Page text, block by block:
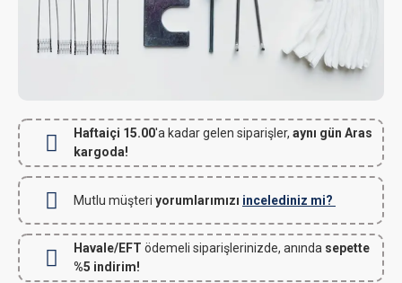
Haftaiçi 15.00'a kadar gelen siparişler, aynı gün Aras
kargoda!
Mutlu müşteri yorumlarımızı incelediniz mi?
Havale/EFT ödemeli siparişlerinizde, anında sepette
%5 indirim!